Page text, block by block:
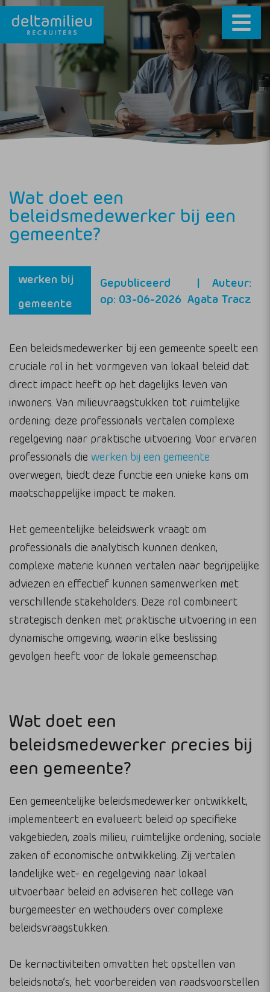
Wat doet een
beleidsmedewerker bij een
gemeente?
werken bij
gemeente
Gepubliceerd
op: 03-06-2026
Auteur:
Agata Tracz
Een beleidsmedewerker bij een gemeente speelt een
cruciale rol in het vormgeven van lokaal beleid dat
direct impact heeft op het dagelijks leven van
inwoners. Van milieuvraagstukken tot ruimtelijke
ordening: deze professionals vertalen complexe
regelgeving naar praktische uitvoering. Voor ervaren
professionals die werken bij een gemeente
overwegen, biedt deze functie een unieke kans om
maatschappelijke impact te maken.
Het gemeentelijke beleidswerk vraagt om
professionals die analytisch kunnen denken,
complexe materie kunnen vertalen naar begrijpelijke
adviezen en effectief kunnen samenwerken met
verschillende stakeholders. Deze rol combineert
strategisch denken met praktische uitvoering in een
dynamische omgeving, waarin elke beslissing
gevolgen heeft voor de lokale gemeenschap.
Wat doet een
beleidsmedewerker precies bij
een gemeente?
Een gemeentelijke beleidsmedewerker ontwikkelt,
implementeert en evalueert beleid op specifieke
vakgebieden, zoals milieu, ruimtelijke ordening, sociale
zaken of economische ontwikkeling. Zij vertalen
landelijke wet- en regelgeving naar lokaal
uitvoerbaar beleid en adviseren het college van
burgemeester en wethouders over complexe
beleidsvraagstukken.
De kernactiviteiten omvatten het opstellen van
beleidsnota’s, het voorbereiden van raadsvoorstellen